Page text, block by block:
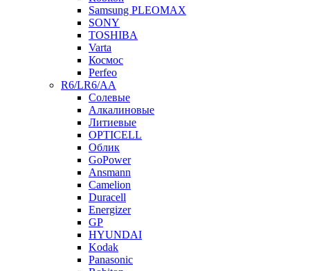
Samsung PLEOMAX
SONY
TOSHIBA
Varta
Космос
Perfeo
R6/LR6/AA
Солевые
Алкалиновые
Литиевые
OPTICELL
Облик
GoPower
Ansmann
Camelion
Duracell
Energizer
GP
HYUNDAI
Kodak
Panasonic